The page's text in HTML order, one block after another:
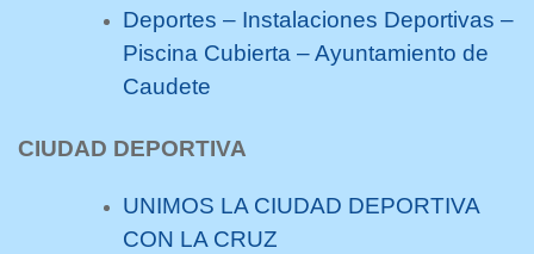
Deportes – Instalaciones Deportivas –
Piscina Cubierta – Ayuntamiento de
Caudete
CIUDAD DEPORTIVA
UNIMOS LA CIUDAD DEPORTIVA
CON LA CRUZ